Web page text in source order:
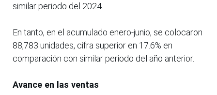
similar periodo del 2024.
En tanto, en el acumulado enero-junio, se colocaron
88,783 unidades, cifra superior en 17.6% en
comparación con similar periodo del año anterior.
Avance en las ventas